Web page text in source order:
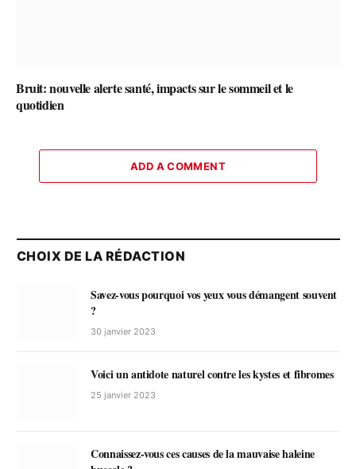
Bruit: nouvelle alerte santé, impacts sur le sommeil et le
quotidien
ADD A COMMENT
CHOIX DE LA RÉDACTION
Savez-vous pourquoi vos yeux vous démangent souvent
?
30 janvier 2023
Voici un antidote naturel contre les kystes et fibromes
25 janvier 2023
Connaissez-vous ces causes de la mauvaise haleine